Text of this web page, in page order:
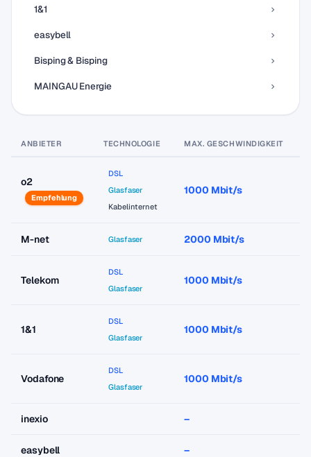
1&1
easybell
Bisping & Bisping
MAINGAU Energie
ANBIETER TECHNOLOGIE MAX. GESCHWINDIGKEIT
o2
Empfehlung
DSL
Glasfaser
Kabelinternet
1000 Mbit/s
M-net Glasfaser 2000 Mbit/s
Telekom
DSL
Glasfaser
1000 Mbit/s
1&1
DSL
Glasfaser
1000 Mbit/s
Vodafone
DSL
Glasfaser
1000 Mbit/s
inexio –
easybell –